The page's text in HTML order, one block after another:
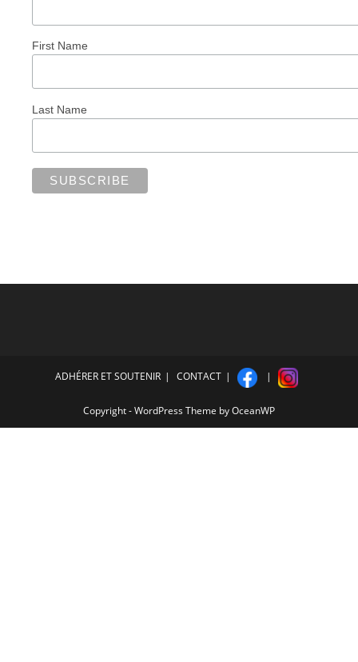
First Name
Last Name
ADHÉRER ET SOUTENIR CONTACT
Copyright - WordPress Theme by OceanWP